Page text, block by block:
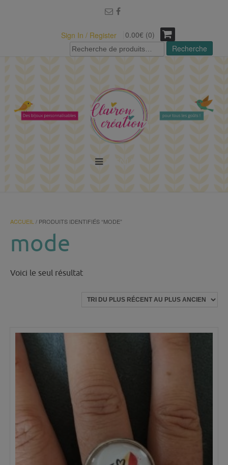
Sign In / Register
0.00€ (0)
Recherche
pour :
Recherche
ACCUEIL / PRODUITS IDENTIFIÉS “MODE”
mode
Voici le seul résultat